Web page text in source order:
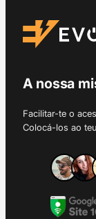
A nossa
Facilitar-te o
Colocá-los ao